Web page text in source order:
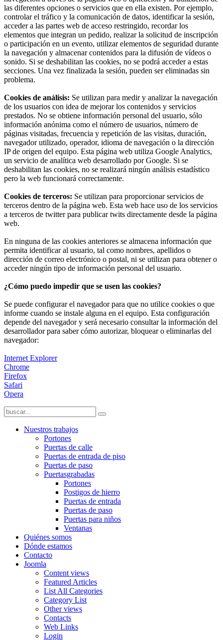
las diferentes opciones o servicios que en ella existen. Por ejemplo,
controlar el tráfico y la comunicación de datos, identificar la sesión,
acceder a las partes web de acceso restringido, recordar los
elementos que integran un pedido, realizar la solicitud de inscripción
o participación en un evento, utilizar elementos de seguridad durante
la navegación y almacenar contenidos para la difusión de vídeos o
sonido. Si se deshabilitan las cookies, no se podrá acceder a estas
secciones. Una vez finalizada la sesión, pueden ser eliminadas sin
problema.
Cookies de análisis: Se utilizan para medir y analizar la navegación
de los usuarios con idea de mejorar los contenidos y servicios
prestados. No se obtiene información personal del usuario, sólo
información anónima como el número de usuarios, número de
páginas visitadas, frecuencia y repetición de las visitas, duración,
navegador utilizado, operador, idioma de navegación o la dirección
IP de origen del equipo. Esta página web utiliza Google Analytics,
un servicio de analítica web desarrollado por Google. Si se
deshabilitan las cookies, no se realizará ningún análisis estadístico
pero la web funcionará correctamente.
Cookies de terceros: Se utilizan para proporcionar servicios de
terceros dentro de la página web. Esta web hace uso de los servicios
a terceros de twitter para publicar twits directamente desde la página
web.
En ninguna de las cookies anteriores se almacena información que
permita identificar al usuario, tal como nombres, apellidos o
dirección de correo electrónico o postal, ni se utilizan para obtener o
acceder ningún tipo de información personal del usuario.
¿Cómo puedo impedir que se usen las cookies?
Se puede configurar el navegador para que no utilice cookies o que
informe cuando se instale alguna en el equipo. Esta configuración
depende del navegador y será necesario consultar la información del
desarrollador para saber cómo autorizar, bloquear o eliminarlas del
navegador:
Internet Explorer
Chrome
Firefox
Safari
Opera
Nuestros trabajos
Portones
Puertas de calle
Puertas de entrada de piso
Puertas de paso
Puertasgrabadas
Portones
Postigos de hierro
Puertas de entrada
Puertas de paso
Puertas para niños
Ventanas
Quiénes somos
Dónde estamos
Contacto
Joomla
Content views
Featured Articles
List All Categories
Category List
Other views
Contacts
Web Links
Login